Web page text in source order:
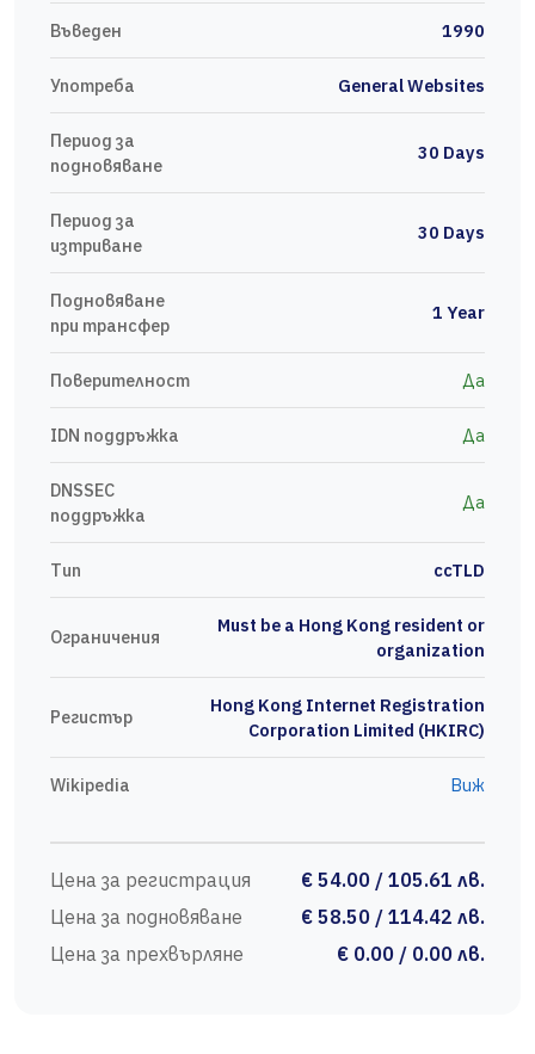
Въведен 1990
Употреба General Websites
Период за
подновяване
30 Days
Период за
изтриване
30 Days
Подновяване
при трансфер
1 Year
Поверителност Да
IDN поддръжка Да
DNSSEC
поддръжка
Да
Тип ccTLD
Ограничения
Must be a Hong Kong resident or
organization
Регистър
Hong Kong Internet Registration
Corporation Limited (HKIRC)
Wikipedia Виж
Цена за регистрация
€ 54.00 / 105.61 лв.
Цена за подновяване
€ 58.50 / 114.42 лв.
Цена за прехвърляне
€ 0.00 / 0.00 лв.